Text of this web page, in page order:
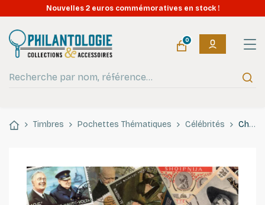
Ouvert tout l'été : expéditions en continu juillet - août.
0
Timbres Pochettes Thématiques Célébrités Churchill 25 timbres thématiques tous différents.